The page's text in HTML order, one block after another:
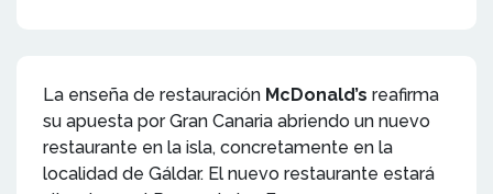
La enseña de restauración McDonald’s reafirma
su apuesta por Gran Canaria abriendo un nuevo
restaurante en la isla, concretamente en la
localidad de Gáldar. El nuevo restaurante estará